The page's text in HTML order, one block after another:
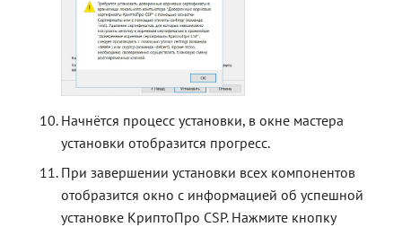
Начнётся процесс установки, в окне мастера
установки отобразится прогресс.
При завершении установки всех компонентов
отобразится окно с информацией об успешной
установке КриптоПро CSP. Нажмите кнопку